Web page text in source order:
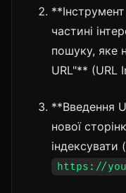
частині
пошуку, яке
URL"** (URL
**Введення
нової
індексувати
https://